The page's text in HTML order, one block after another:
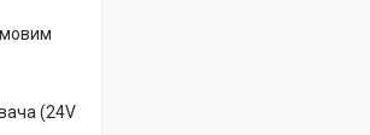
(24V